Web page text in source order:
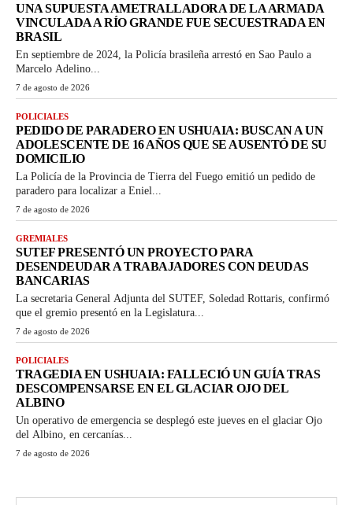
UNA SUPUESTA AMETRALLADORA DE LA ARMADA
VINCULADA A RÍO GRANDE FUE SECUESTRADA EN
BRASIL
En septiembre de 2024, la Policía brasileña arrestó en Sao Paulo a
Marcelo Adelino...
7 de agosto de 2026
POLICIALES
PEDIDO DE PARADERO EN USHUAIA: BUSCAN A UN
ADOLESCENTE DE 16 AÑOS QUE SE AUSENTÓ DE SU
DOMICILIO
La Policía de la Provincia de Tierra del Fuego emitió un pedido de
paradero para localizar a Eniel...
7 de agosto de 2026
GREMIALES
SUTEF PRESENTÓ UN PROYECTO PARA
DESENDEUDAR A TRABAJADORES CON DEUDAS
BANCARIAS
La secretaria General Adjunta del SUTEF, Soledad Rottaris, confirmó
que el gremio presentó en la Legislatura...
7 de agosto de 2026
POLICIALES
TRAGEDIA EN USHUAIA: FALLECIÓ UN GUÍA TRAS
DESCOMPENSARSE EN EL GLACIAR OJO DEL
ALBINO
Un operativo de emergencia se desplegó este jueves en el glaciar Ojo
del Albino, en cercanías...
7 de agosto de 2026